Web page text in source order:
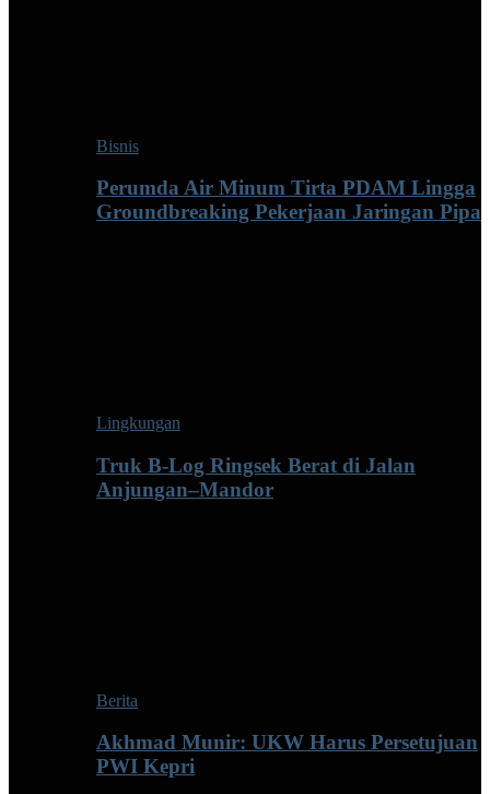
Bisnis
Perumda Air Minum Tirta PDAM Lingga
Groundbreaking Pekerjaan Jaringan Pipa
Lingkungan
Truk B-Log Ringsek Berat di Jalan
Anjungan–Mandor
Berita
Akhmad Munir: UKW Harus Persetujuan
PWI Kepri